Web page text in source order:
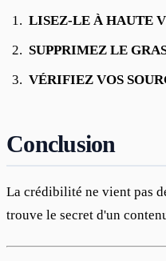
LISEZ-LE À HAUTE
SUPPRIMEZ LE
VÉRIFIEZ VOS
Conclusion
La crédibilité ne vient pas
trouve le secret d'un